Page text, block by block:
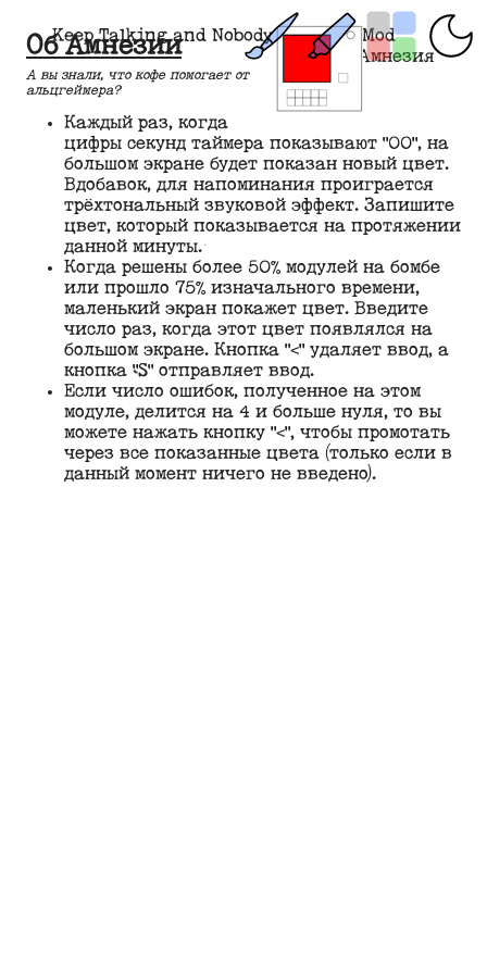
Keep Talking and Nobody Explodes Mod
Амнезия
Об Амнезии
А вы знали, что кофе помогает от
альцгеймера?
Каждый раз, когда
цифры секунд таймера показывают "00", на
большом экране будет показан новый цвет.
Вдобавок, для напоминания проиграется
трёхтональный звуковой эффект. Запишите
цвет, который показывается на протяжении
данной минуты.
Когда решены более 50% модулей на бомбе
или прошло 75% изначального времени,
маленький экран покажет цвет. Введите
число раз, когда этот цвет появлялся на
большом экране. Кнопка "<" удаляет ввод, а
кнопка "S" отправляет ввод.
Если число ошибок, полученное на этом
модуле, делится на 4 и больше нуля, то вы
можете нажать кнопку "<", чтобы промотать
через все показанные цвета (только если в
данный момент ничего не введено).